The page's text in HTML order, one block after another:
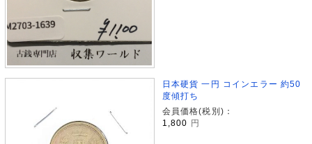
日本硬貨 一円 コインエラー 約50
度傾打ち
会員価格(税別)：
1,800 円